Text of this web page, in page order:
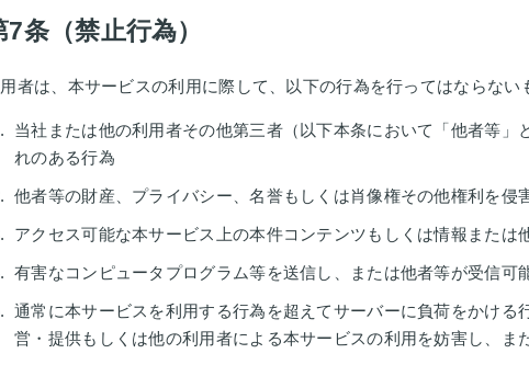
7条（禁止行為）
者は、本サービスの利用に際して、以下の行為を行ってはならない
当社または他の利用者その他第三者（以下本条において「他者等
れのある行為
他者等の財産、プライバシー、名誉もしくは肖像権その他権利を侵
アクセス可能な本サービス上の本件コンテンツもしくは情報また
有害なコンピュータプログラム等を送信し、または他者等が受信可
通常に本サービスを利用する行為を超えてサーバーに負荷をかけ
営・提供もしくは他の利用者による本サービスの利用を妨害し、ま